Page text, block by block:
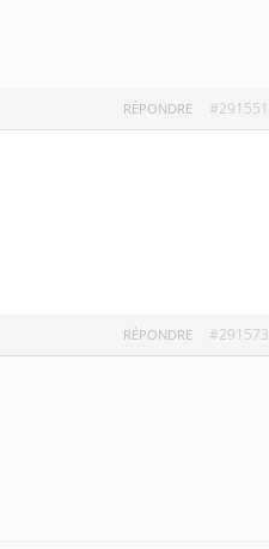
#291551
RÉPONDRE
#291573
RÉPONDRE